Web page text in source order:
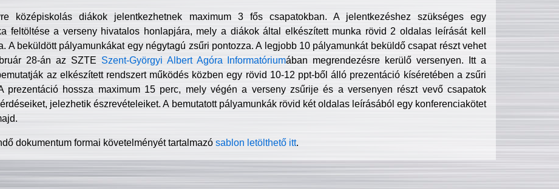
középiskolás diákok jelentkezhetnek maximum 3 fős csapatokban. A jelentkezéshez szükséges egy
feltöltése a verseny hivatalos honlapjára, mely a diákok által elkészített munka rövid 2 oldalas leírását kell
A beküldött pályamunkákat egy négytagú zsűri pontozza. A legjobb 10 pályamunkát beküldő csapat részt vehet
28-án az SZTE Szent-Györgyi Albert Agóra Informatóriumában megrendezésre kerülő versenyen. Itt a
az elkészített rendszert működés közben egy rövid 10-12 ppt-ből álló prezentáció kíséretében a zsűri
prezentáció hossza maximum 15 perc, mely végén a verseny zsűrije és a versenyen részt vevő csapatok
jelezhetik észrevételeiket. A bemutatott pályamunkák rövid két oldalas leírásából egy konferenciakötet
dokumentum formai követelményét tartalmazósablon letölthető itt.